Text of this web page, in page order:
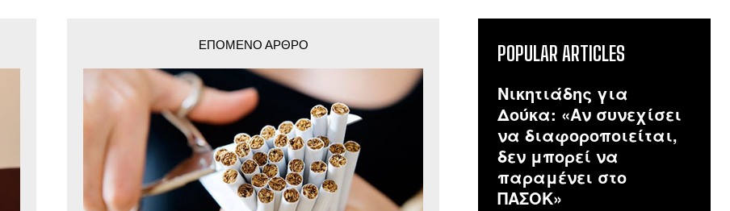
ΕΠΌΜΕΝΟ ΆΡΘΡΟ
POPULAR ARTICLES
Νικητιάδης για
Δούκα: «Αν συνεχίσει
να διαφοροποιείται,
δεν μπορεί να
παραμένει στο
ΠΑΣΟΚ»